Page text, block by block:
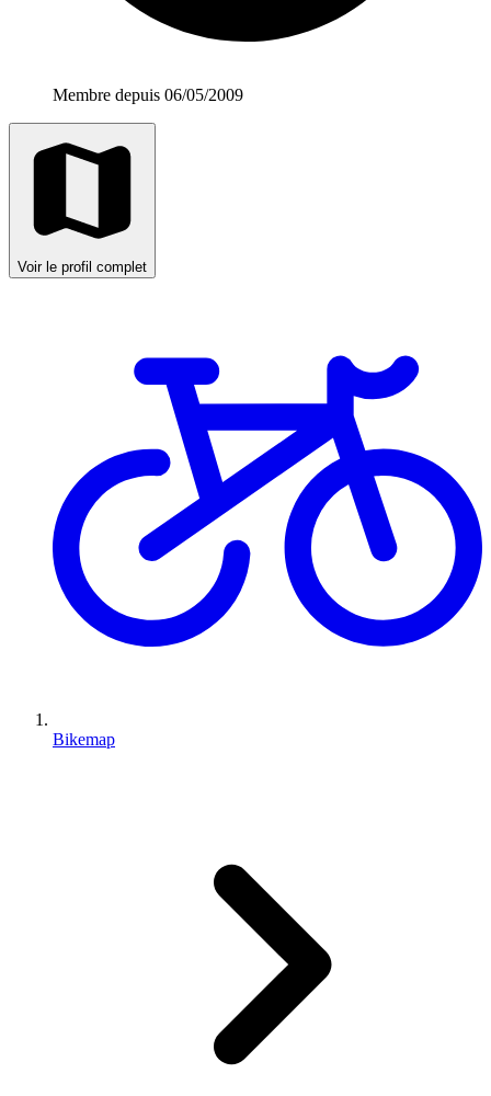
Membre depuis 06/05/2009
Voir le profil complet
Bikemap